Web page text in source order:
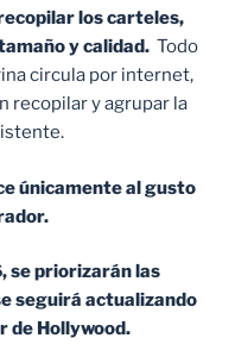
los carteles,
y calidad. Todo
circula por internet,
recopilar y agrupar la
únicamente al gusto
se priorizarán las
seguirá actualizando
de Hollywood.